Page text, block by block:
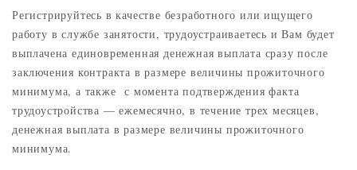
Регистрируйтесь в качестве безработного или ищущего
работу в службе занятости, трудоустраиваетесь и Вам будет
выплачена единовременная денежная выплата сразу после
заключения контракта в размере величины прожиточного
минимума, а также с момента подтверждения факта
трудоустройства — ежемесячно, в течение трех месяцев,
денежная выплата в размере величины прожиточного
минимума.